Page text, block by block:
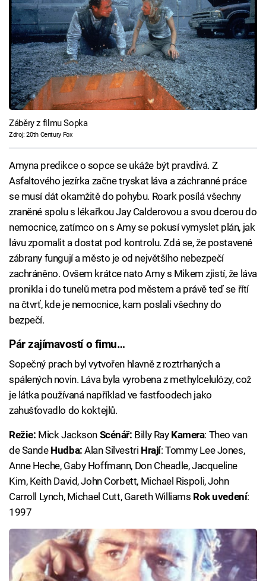
Záběry z filmu Sopka
Zdroj: 20th Century Fox
Amyna predikce o sopce se ukáže být pravdivá. Z
Asfaltového jezírka začne tryskat láva a záchranné práce
se musí dát okamžitě do pohybu. Roark posílá všechny
zraněné spolu s lékařkou Jay Calderovou a svou dcerou do
nemocnice, zatímco on s Amy se pokusí vymyslet plán, jak
lávu zpomalit a dostat pod kontrolu. Zdá se, že postavené
zábrany fungují a město je od největšího nebezpečí
zachráněno. Ovšem krátce nato Amy s Mikem zjistí, že láva
pronikla i do tunelů metra pod městem a právě teď se řítí
na čtvrť, kde je nemocnice, kam poslali všechny do
bezpečí.
Pár zajímavostí o fimu…
Sopečný prach byl vytvořen hlavně z roztrhaných a
spálených novin. Láva byla vyrobena z methylcelulózy, což
je látka používaná například ve fastfoodech jako
zahušťovadlo do koktejlů.
Režie: Mick Jackson Scénář: Billy Ray Kamera: Theo van
de Sande Hudba: Alan Silvestri Hrají: Tommy Lee Jones,
Anne Heche, Gaby Hoffmann, Don Cheadle, Jacqueline
Kim, Keith David, John Corbett, Michael Rispoli, John
Carroll Lynch, Michael Cutt, Gareth Williams Rok uvedení:
1997